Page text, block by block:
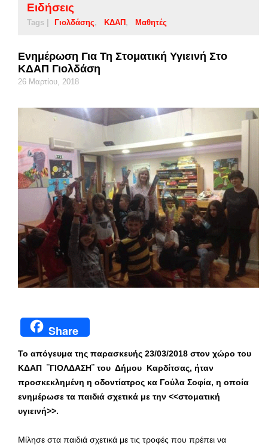
Ειδήσεις
Tags | Γιολδάσης ΚΔΑΠ Μαθητές
Ενημέρωση Για Τη Στοματική Υγιεινή Στο
ΚΔΑΠ Γιολδάση
26 Μαρτίου, 2018
Share
Το απόγευμα της παρασκευής 23/03/2018 στον χώρο του
ΚΔΑΠ ¨ΓΙΟΛΔΑΣΗ¨ του Δήμου Καρδίτσας, ήταν
προσκεκλημένη η οδοντίατρος κα Γούλα Σοφία, η οποία
ενημέρωσε τα παιδιά σχετικά με την <<στοματική
υγιεινή>>.
Μίλησε στα παιδιά σχετικά με τις τροφές που πρέπει να